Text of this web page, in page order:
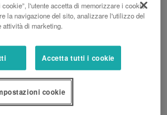
l'utente accetta di memorizzare i cookie
la navigazione del sito, analizzare l'utilizzo del
di marketing.
Accetta tutti i cookie
cookie